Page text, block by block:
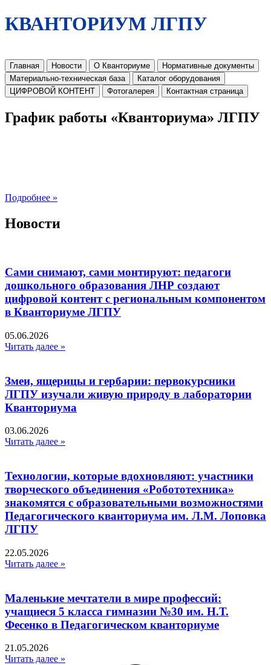
КВАНТОРИУМ ЛГПУ
Главная Новости О Кванториуме
Нормативные документы
Материально-техническая база
Каталог оборудования
ЦИФРОВОЙ КОНТЕНТ
Фотогалерея Контактная страница
График работы «Кванториума» ЛГПУ
Подробнее »
Новости
Сами снимают, сами монтируют: педагоги
дошкольного образования ЛНР создают
цифровой контент с региональным компонентом
в Кванториуме ЛГПУ​
05.06.2026
Читать далее »
Змеи, ящерицы и гербарии: первокурсники
ЛГПУ изучали живую природу в лаборатории
Кванториума
03.06.2026
Читать далее »
Технологии, которые вдохновляют: участники
творческого объединения «Робототехника»
знакомятся с образовательными возможностями
Педагогического кванториума им. Л.М. Лоповка
ЛГПУ
22.05.2026
Читать далее »
Маленькие мечтатели в мире профессий:
учащиеся 5 класса гимназии №30 им. Н.Т.
Фесенко в Педагогическом кванториуме
21.05.2026
Читать далее »